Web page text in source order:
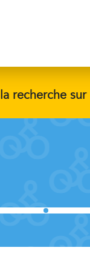
recherche